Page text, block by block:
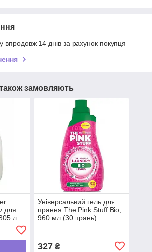
впродовж 14 днів за рахунок покупця
замовляють
для
л
Універсальний гель для
прання The Pink Stuff Bio,
960 мл (30 прань)
327₴